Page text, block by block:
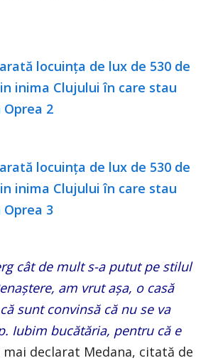
cât de mult s-a putut pe stilul
am vrut așa, o casă
sunt convinsă că nu se va
Iubim bucătăria, pentru că e
mai declarat Medana, citată de